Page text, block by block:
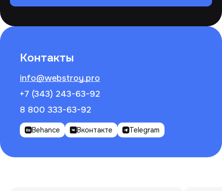
Контакты
info@webstroy.pro
+7 (343) 243-63-92
8 800 333-63-92
Behance Вконтакте Telegram